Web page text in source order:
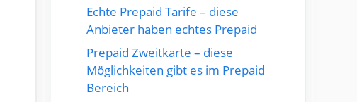
Echte Prepaid Tarife – diese
Anbieter haben echtes Prepaid
Prepaid Zweitkarte – diese
Möglichkeiten gibt es im Prepaid
Bereich